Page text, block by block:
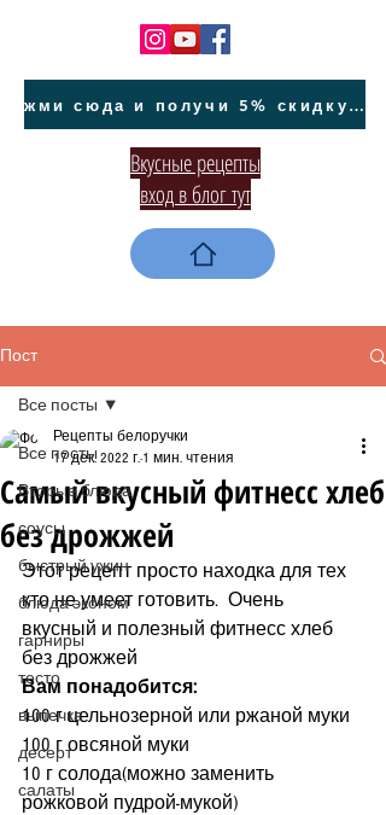
жми сюда и получи 5% скидку на покупку авто на Кипре и автообслуживание
Вкусные рецепты
вход в блог тут
Пост
Все посты
Вторые блюда
соусы
быстрый ужин
блюда эконом
гарниры
тесто
выпечка
десерт
салаты
Все посты
Самый вкусный фитнесс хлеб
без дрожжей
Рецепты белоручки
17 дек. 2022 г. 1 мин. чтения
Этот рецепт просто находка для тех
кто не умеет готовить.  Очень
вкусный и полезный фитнесс хлеб
без дрожжей
Вам понадобится:
100 г цельнозерной или ржаной муки
100 г овсяной муки
10 г солода(можно заменить
рожковой пудрой-мукой)